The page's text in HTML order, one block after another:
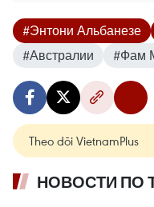
#Энтони Альбанезе
#Австралии
#Фам
Theo dõi VietnamPlus
НОВОСТИ ПО